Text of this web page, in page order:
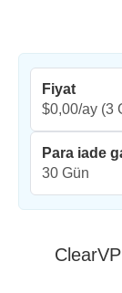
Fiyat
$0,00/ay (3
Para iade
30 Gün